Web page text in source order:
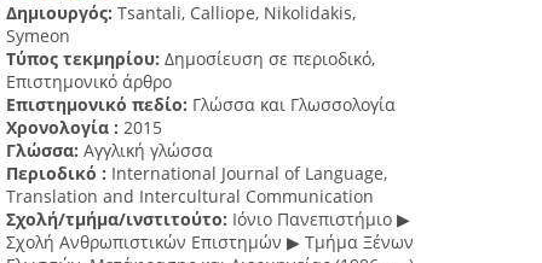
Δημιουργός: Tsantali, Calliope, Nikolidakis,
Symeon
Τύπος τεκμηρίου: Δημοσίευση σε περιοδικό,
Επιστημονικό άρθρο
Επιστημονικό πεδίο: Γλώσσα και Γλωσσολογία
Χρονολογία : 2015
Γλώσσα: Αγγλική γλώσσα
Περιοδικό : International Journal of Language,
Translation and Intercultural Communication
Σχολή/τμήμα/ινστιτούτο: Ιόνιο Πανεπιστήμιο ▶
Σχολή Ανθρωπιστικών Επιστημών ▶ Tμήμα Ξένων